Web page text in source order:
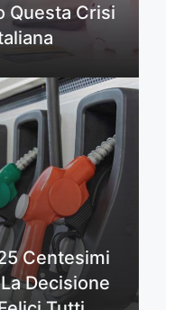
Questa Crisi
Centesimi
Decisione